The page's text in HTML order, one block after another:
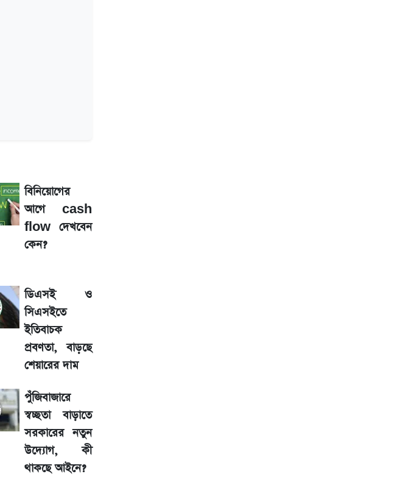
বিনিয়োগের
আগে cash
flow দেখবেন
কেন?
ডিএসই ও
সিএসইতে
ইতিবাচক
প্রবণতা, বাড়ছে
শেয়ারের দাম
পুঁজিবাজারে
স্বচ্ছতা বাড়াতে
সরকারের নতুন
উদ্যোগ, কী
থাকছে আইনে?